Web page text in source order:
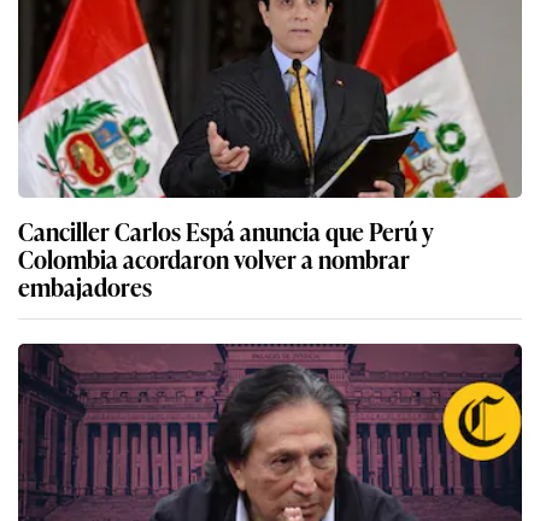
Canciller Carlos Espá anuncia que Perú y
Colombia acordaron volver a nombrar
embajadores